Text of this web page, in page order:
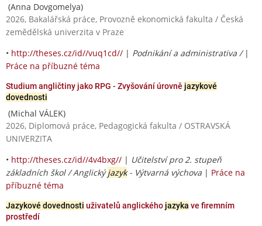
(Anna Dovgomelya)
2026, Bakalářská práce, Provozně ekonomická fakulta / Česká
zemědělská univerzita v Praze
• http://theses.cz/id//vuq1cd// | Podnikání a administrativa / |
Práce na příbuzné téma
Studium angličtiny jako RPG - Zvyšování úrovně jazykové
dovednosti
(Michal VÁLEK)
2026, Diplomová práce, Pedagogická fakulta / OSTRAVSKÁ
UNIVERZITA
• http://theses.cz/id//4v4bxg// | Učitelství pro 2. stupeň
základních škol / Anglickýjazyk- Výtvarná výchova | Práce na
příbuzné téma
Jazykové dovednosti uživatelů anglického jazyka ve firemním
prostředí